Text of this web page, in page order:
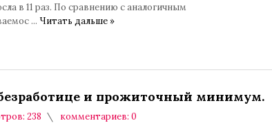
в 11 раз. По сравнению с аналогичным
... Читать дальше »
и прожиточный минимум.
238
комментариев: 0